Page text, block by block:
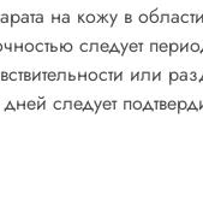
на кожу в
следует
или
следует